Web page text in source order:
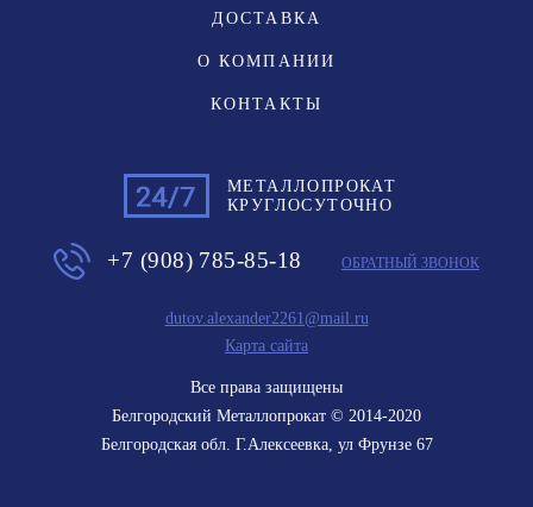
ДОСТАВКА
О КОМПАНИИ
КОНТАКТЫ
МЕТАЛЛОПРОКАТ
КРУГЛОСУТОЧНО
+7 (908) 785-85-18 ОБРАТНЫЙ ЗВОНОК
dutov.alexander2261@mail.ru
Карта сайта
Все права защищены
Белгородский Металлопрокат © 2014-2020
Белгородская обл. Г.Алексеевка, ул Фрунзе 67